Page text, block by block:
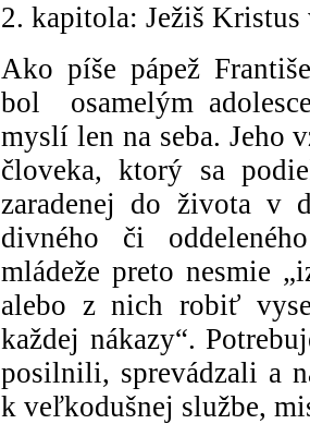
2. kapitola: Ježiš
Ako píše pápež
bol osamelým
myslí len na seba. Jeho
človeka, ktorý sa
zaradenej do života v
divného či
mládeže preto nesmie
alebo z nich robiť
každej nákazy“.
posilnili, sprevádzali a
k veľkodušnej službe,